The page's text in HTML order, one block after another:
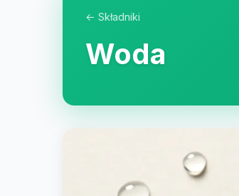
← Składniki
Woda